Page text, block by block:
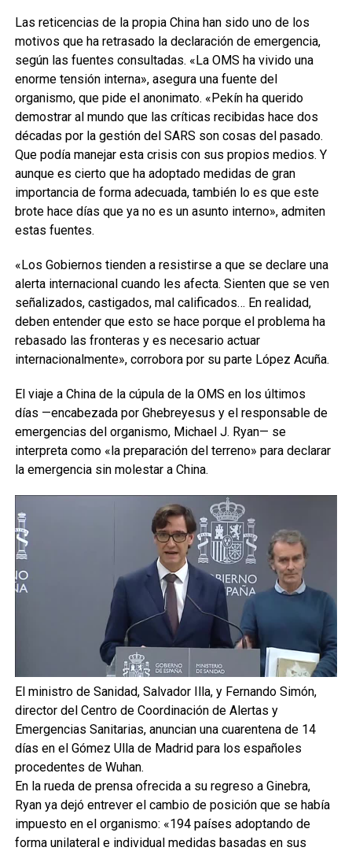
Las reticencias de la propia China han sido uno de los
motivos que ha retrasado la declaración de emergencia,
según las fuentes consultadas. «La OMS ha vivido una
enorme tensión interna», asegura una fuente del
organismo, que pide el anonimato. «Pekín ha querido
demostrar al mundo que las críticas recibidas hace dos
décadas por la gestión del SARS son cosas del pasado.
Que podía manejar esta crisis con sus propios medios. Y
aunque es cierto que ha adoptado medidas de gran
importancia de forma adecuada, también lo es que este
brote hace días que ya no es un asunto interno», admiten
estas fuentes.
«Los Gobiernos tienden a resistirse a que se declare una
alerta internacional cuando les afecta. Sienten que se ven
señalizados, castigados, mal calificados… En realidad,
deben entender que esto se hace porque el problema ha
rebasado las fronteras y es necesario actuar
internacionalmente», corrobora por su parte López Acuña.
El viaje a China de la cúpula de la OMS en los últimos
días —encabezada por Ghebreyesus y el responsable de
emergencias del organismo, Michael J. Ryan— se
interpreta como «la preparación del terreno» para declarar
la emergencia sin molestar a China.
El ministro de Sanidad, Salvador Illa, y Fernando Simón,
director del Centro de Coordinación de Alertas y
Emergencias Sanitarias, anuncian una cuarentena de 14
días en el Gómez Ulla de Madrid para los españoles
procedentes de Wuhan.
En la rueda de prensa ofrecida a su regreso a Ginebra,
Ryan ya dejó entrever el cambio de posición que se había
impuesto en el organismo: «194 países adoptando de
forma unilateral e individual medidas basadas en sus